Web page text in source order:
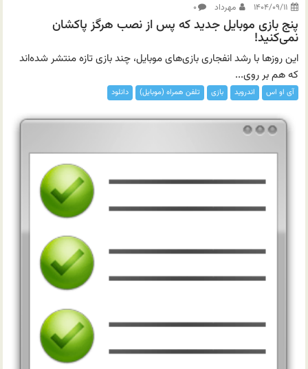
۱۴۰۴/۰۹/۱۱ مهرداد ۰
پنج بازی موبایل جدید که پس از نصب هرگز پاکشان
نمی‌کنید!
این روزها با رشد انفجاری بازی‌های موبایل، چند بازی تازه منتشر شده‌اند
که هم بر روی...
آی او اس اندروید بازی تلفن همراه (موبایل) دانلود